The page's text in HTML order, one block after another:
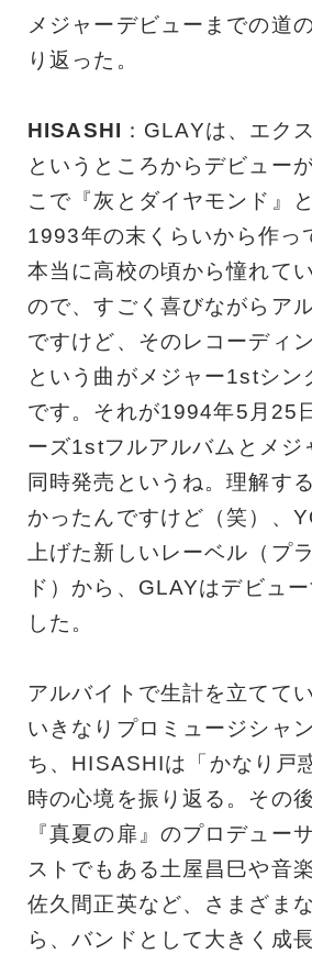
メジャーデビューまでの道
り返った。
HISASHI ：GLAYは、エク
というところからデビュー
こで『灰とダイヤモンド』
1993年の末くらいから作っ
本当に高校の頃から憧れて
ので、すごく喜びながらア
ですけど、そのレコーディ
という曲がメジャー1stシン
です。それが1994年5月25
ーズ1stフルアルバムとメジ
同時発売というね。理解す
かったんですけど（笑）、
上げた新しいレーベル（プ
ド）から、GLAYはデビュ
した。
アルバイトで生計を立てて
いきなりプロミュージシャ
ち、HISASHIは「かなり戸
時の心境を振り返る。その
『真夏の扉』のプロデュー
ストでもある土屋昌巳や音
佐久間正英など、さまざま
ら、バンドとして大きく成